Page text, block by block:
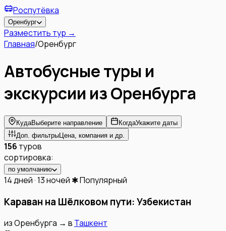
Роспутёвка
Оренбург
Разместить тур →
Главная/Оренбург
Автобусные туры и
экскурсии изОренбурга
КудаВыберите направление КогдаУкажите даты
Доп. фильтры Цена, компания и др.
156 туров
сортировка:
по умолчанию
14 дней · 13 ночей ✱ Популярный
Караван на Шёлковом пути: Узбекистан
изОренбурга → в Ташкент